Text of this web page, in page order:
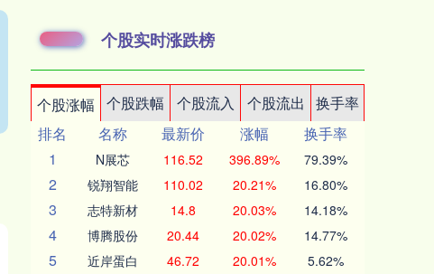
个股实时涨跌榜
个股涨幅 个股跌幅 个股流入 个股流出
换手率
排名
名称 最新价 涨幅
换手率
1
N展芯 116.52 396.89% 79.39%
2 锐翔智能 110.02 20.21% 16.80%
3 志特新材 14.8 20.03% 14.18%
4 博腾股份 20.44 20.02% 14.77%
5 近岸蛋白 46.72 20.01% 5.62%